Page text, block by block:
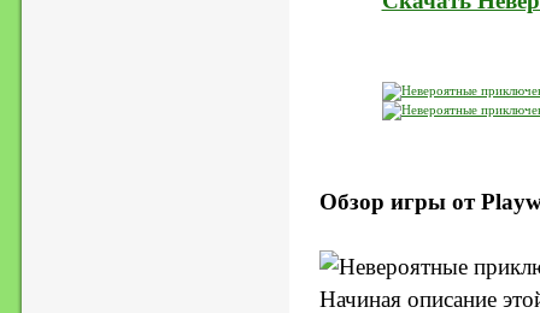
Обзор игры от
Начиная описание